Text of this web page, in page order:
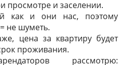
просмотре и заселении.
как и они нас, поэтому
не шуметь.
цена за квартиру будет
проживания.
рассмотрю: